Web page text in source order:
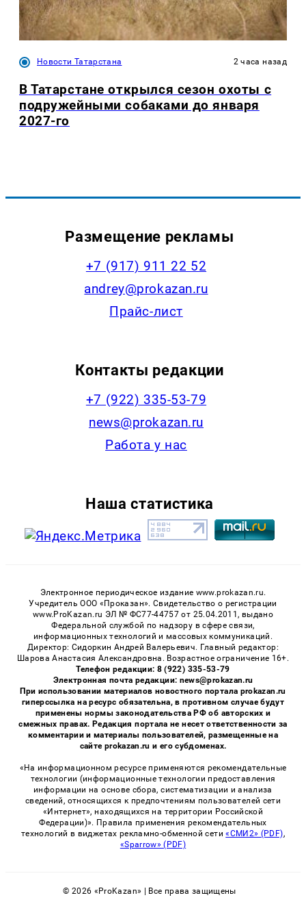
Новости Татарстана 2 часа назад
В Татарстане открылся сезон охоты с
подружейными собаками до января
2027-го
Размещение рекламы
+7 (917) 911 22 52
andrey@prokazan.ru
Прайс-лист
Контакты редакции
+7 (922) 335-53-79
news@prokazan.ru
Работа у нас
Наша статистика
Электронное периодическое издание www.prokazan.ru.
Учредитель ООО «Проказан». Cвидетельство о регистрации
www.ProKazan.ru ЭЛ № ФС77-44757 от 25.04.2011, выдано
Федеральной службой по надзору в сфере связи,
информационных технологий и массовых коммуникаций.
Директор: Сидоркин Андрей Валерьевич. Главный редактор:
Шарова Анастасия Александровна. Возрастное ограничение 16+.
Телефон редакции: 8 (922) 335-53-79
Электронная почта редакции: news@prokazan.ru
При использовании материалов новостного портала prokazan.ru
гиперссылка на ресурс обязательна, в противном случае будут
применены нормы законодательства РФ об авторских и
смежных правах. Редакция портала не несет ответственности за
комментарии и материалы пользователей, размещенные на
сайте prokazan.ru и его субдоменах.
«На информационном ресурсе применяются рекомендательные
технологии (информационные технологии предоставления
информации на основе сбора, систематизации и анализа
сведений, относящихся к предпочтениям пользователей сети
«Интернет», находящихся на территории Российской
Федерации)». Правила применения рекомендательных
технологий в виджетах рекламно-обменной сети«СМИ2» (PDF),
«Sparrow» (PDF)
© 2026 «ProKazan» | Все права защищены